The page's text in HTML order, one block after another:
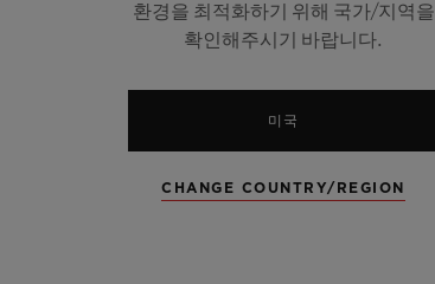
환경을 최적화하기 위해 국가/지역을
확인해주시기 바랍니다.
미국
CHANGE COUNTRY/REGION